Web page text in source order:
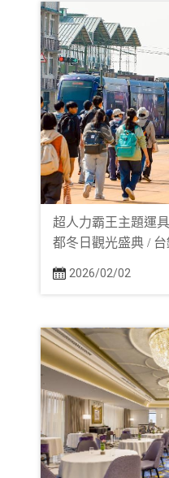
超人力霸王主題運
都冬日觀光盛典 /
2026/02/02